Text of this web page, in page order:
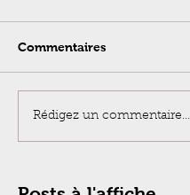
Commentaires
Rédigez un commentaire...